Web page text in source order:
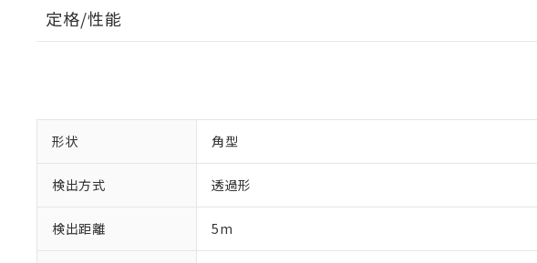
定格/性能
形状 角型
検出方式 透過形
検出距離 5m